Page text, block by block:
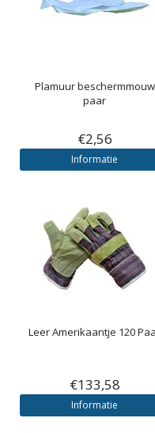
Plamuur beschermmouw
paar
€2,56
Informatie
Leer Amerikaantje 120
€133,58
Informatie